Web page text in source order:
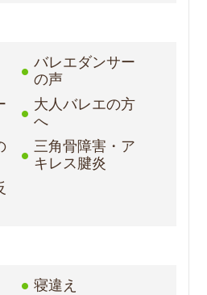
バレエダンサー
の声
大人バレエの方
へ
三角骨障害・ア
キレス腱炎
寝違え